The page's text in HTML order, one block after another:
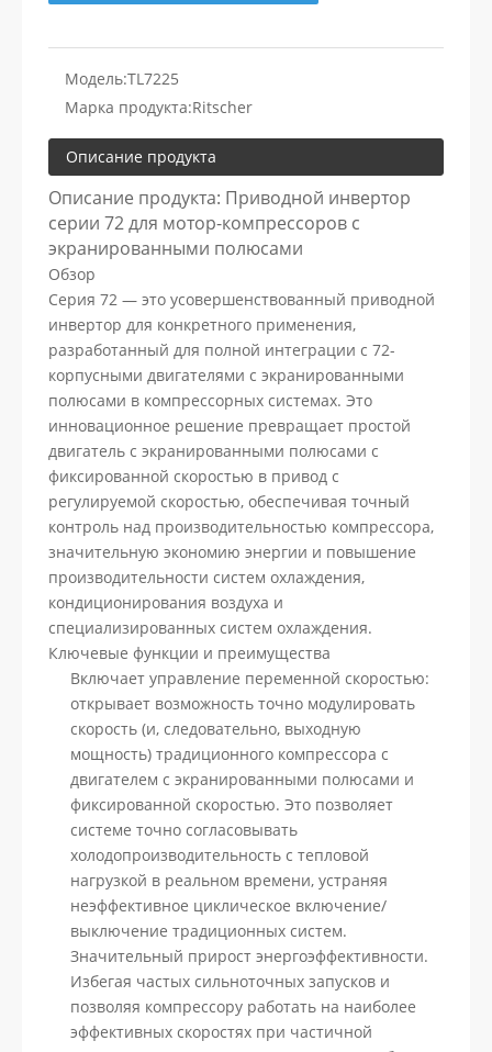
Модель:TL7225
Марка продукта:Ritscher
Описание продукта
Описание продукта: Приводной инвертор
серии 72 для мотор-компрессоров с
экранированными полюсами
Обзор
Серия 72 — это усовершенствованный приводной
инвертор для конкретного применения,
разработанный для полной интеграции с 72-
корпусными двигателями с экранированными
полюсами в компрессорных системах. Это
инновационное решение превращает простой
двигатель с экранированными полюсами с
фиксированной скоростью в привод с
регулируемой скоростью, обеспечивая точный
контроль над производительностью компрессора,
значительную экономию энергии и повышение
производительности систем охлаждения,
кондиционирования воздуха и
специализированных систем охлаждения.
Ключевые функции и преимущества
Включает управление переменной скоростью:
открывает возможность точно модулировать
скорость (и, следовательно, выходную
мощность) традиционного компрессора с
двигателем с экранированными полюсами и
фиксированной скоростью. Это позволяет
системе точно согласовывать
холодопроизводительность с тепловой
нагрузкой в ​​реальном времени, устраняя
неэффективное циклическое включение/
выключение традиционных систем.
Значительный прирост энергоэффективности.
Избегая частых сильноточных запусков и
позволяя компрессору работать на наиболее
эффективных скоростях при частичной